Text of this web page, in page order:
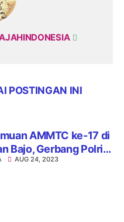
POSTINGAN INI
AMMTC ke-17 di
Bajo, Gerbang Polri
Jaga Kawasan
AUG 24, 2023